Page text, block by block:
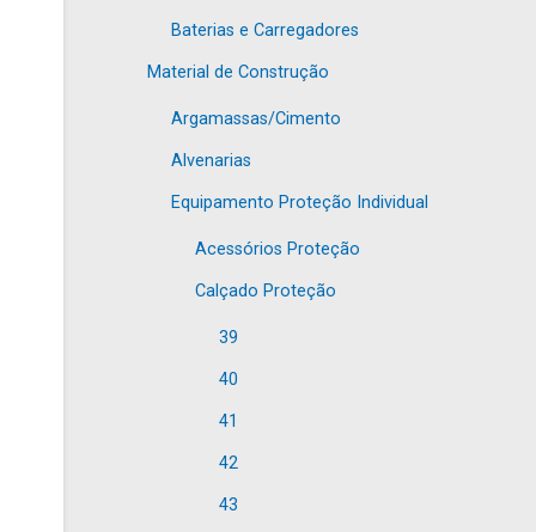
Baterias e Carregadores
Material de Construção
Argamassas/Cimento
Alvenarias
Equipamento Proteção Individual
Acessórios Proteção
Calçado Proteção
39
40
41
42
43